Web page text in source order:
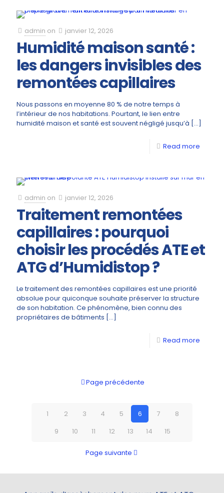
admin on janvier 12, 2026
Humidité maison santé :
les dangers invisibles des
remontées capillaires
Nous passons en moyenne 80 % de notre temps à
l’intérieur de nos habitations. Pourtant, le lien entre
humidité maison et santé est souvent négligé jusqu’à […]
Read more
admin on janvier 12, 2026
Traitement remontées
capillaires : pourquoi
choisir les procédés ATE et
ATG d’Humidistop ?
Le traitement des remontées capillaires est une priorité
absolue pour quiconque souhaite préserver la structure
de son habitation. Ce phénomène, bien connu des
propriétaires de bâtiments […]
Read more
Page précédente
1 2 3 4 5 6 7
8
9
10 11 12 13 14 15
Page suivante